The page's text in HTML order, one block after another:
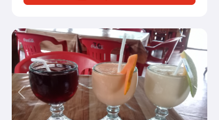
Previous Next